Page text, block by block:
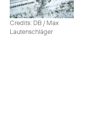
Credits: DB / Max
Lautenschläger